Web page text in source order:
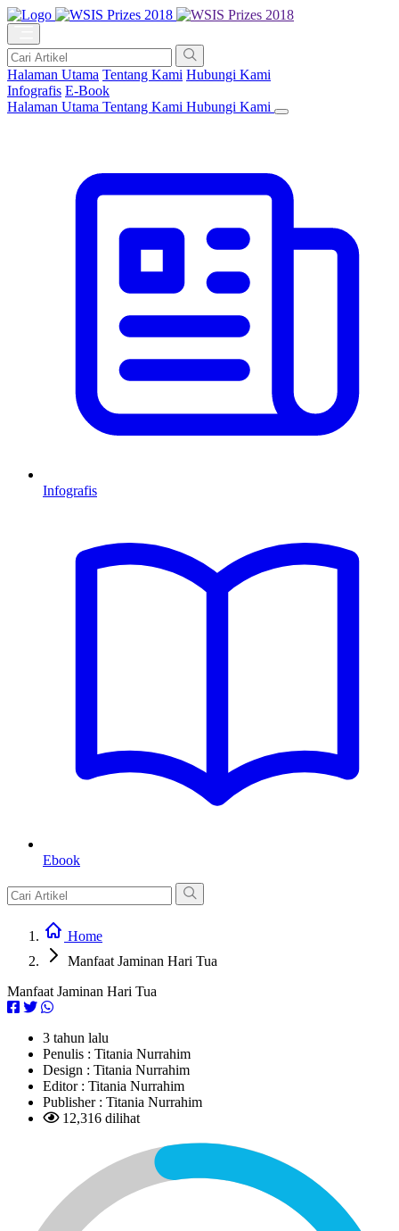
Halaman Utama Tentang Kami Hubungi Kami
Infografis E-Book
Halaman Utama Tentang Kami Hubungi Kami
Infografis
Ebook
Home
Manfaat Jaminan Hari Tua
Manfaat Jaminan Hari Tua
3 tahun lalu
Penulis : Titania Nurrahim
Design : Titania Nurrahim
Editor : Titania Nurrahim
Publisher : Titania Nurrahim
12,316 dilihat